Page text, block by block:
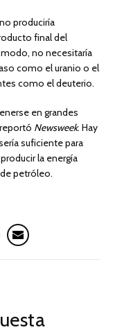
produciría
final del
no necesitaría
como el uranio o el
como el deuterio.
en grandes
Newsweek. Hay
suficiente para
la energía
petróleo.